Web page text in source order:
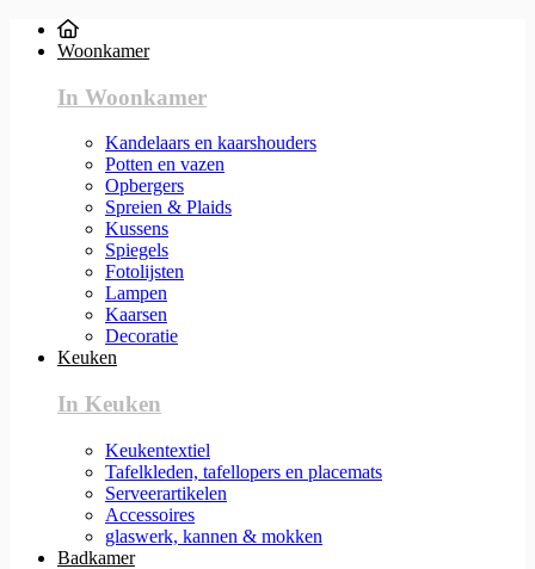
Woonkamer
In Woonkamer
Kandelaars en kaarshouders
Potten en vazen
Opbergers
Spreien & Plaids
Kussens
Spiegels
Fotolijsten
Lampen
Kaarsen
Decoratie
Keuken
In Keuken
Keukentextiel
Tafelkleden, tafellopers en placemats
Serveerartikelen
Accessoires
glaswerk, kannen & mokken
Badkamer